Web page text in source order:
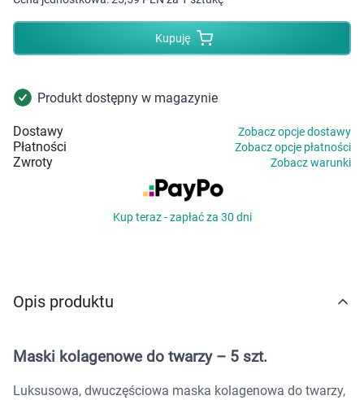
Sprzęt medyczny
Kupuję
Produkt dostępny w magazynie
Dostawy Zobacz opcje dostawy
Płatności Zobacz opcje płatności
Zwroty Zobacz warunki
Kup teraz - zapłać za 30 dni
Opis produktu
Maski kolagenowe do twarzy – 5 szt.
Luksusowa, dwuczęściowa maska kolagenowa do twarzy,